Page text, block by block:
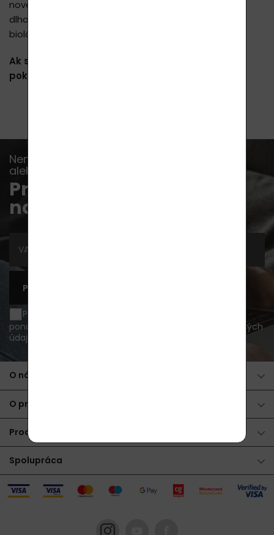
novej, revolučnej a jedinečnej technológie získanej
dlhoročným výskumom v oblasti kvantovej fyziky a
biológie.
Ak ste chorí, vyhľadajte lekára a riaďte sa jeho
pokynmi.
Nenechajte si ujsť žiadnu udalosť, správu
alebo radu...
Prihláste sa na odber
noviniek
PRIHLÁSIŤ SA K ODBERU
Prajem si byť informovaný o novinkách a akčných
ponukách e-mailom a súhlasím so
spracovaním osobných
údajov
O nákupe
O produktoch
Produkty
Spolupráca